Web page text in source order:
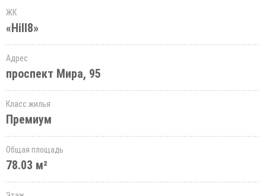
ЖК
«Hill8»
Адрес
проспект Мира, 95
Класс жилья
Премиум
Общая площадь
78.03 м²